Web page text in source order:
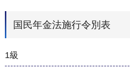
国民年金法施行令別表
1級